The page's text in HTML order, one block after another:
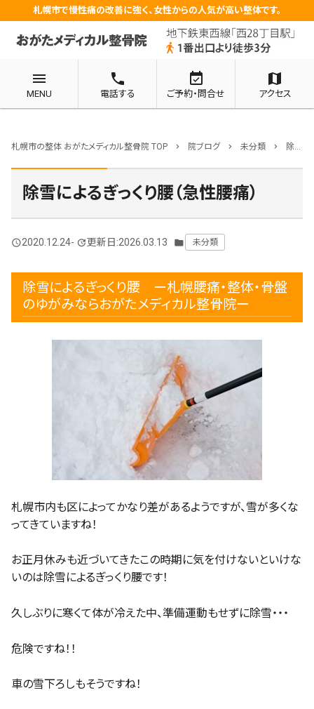
札幌市で慢性痛の改善に強く、女性からの人気が高い整体です。
menu
MENU
phone
電話する
event_available
ご予約・問合せ
map
アクセス
札幌市の整体 おがたメディカル整骨院 TOP chevron_right 院ブログ chevron_right 未分類 chevron_right 除雪によるぎっくり腰（急性腰痛）
除雪によるぎっくり腰（急性腰痛）
query_builder2020.12.24- update更新日:2026.03.13 folder 未分類
除雪によるぎっくり腰 ー札幌腰痛・整体・骨盤
のゆがみならおがたメディカル整骨院ー
札幌市内も区によってかなり差があるようですが、雪が多くな
ってきていますね！
お正月休みも近づいてきたこの時期に気を付けないといけな
いのは除雪によるぎっくり腰です！
久しぶりに寒くて体が冷えた中、準備運動もせずに除雪・・・
危険ですね！！
車の雪下ろしもそうですね！